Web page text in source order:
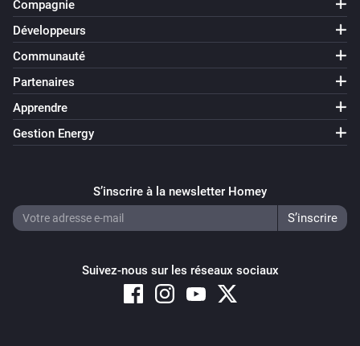
Compagnie
Développeurs
Communauté
Partenaires
Apprendre
Gestion Energy
S’inscrire à la newsletter Homey
Suivez-nous sur les réseaux sociaux